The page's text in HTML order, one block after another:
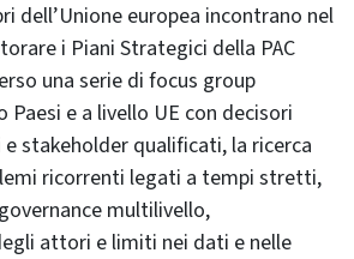
dell’Unione europea incontrano nel
i Piani Strategici della PAC
una serie di focus group
e a livello UE con decisori
stakeholder qualificati, la ricerca
ricorrenti legati a tempi stretti,
multilivello,
attori e limiti nei dati e nelle